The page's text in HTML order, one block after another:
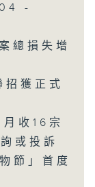
-
總損失增
獲正式
收16宗
或投訴
節」首度